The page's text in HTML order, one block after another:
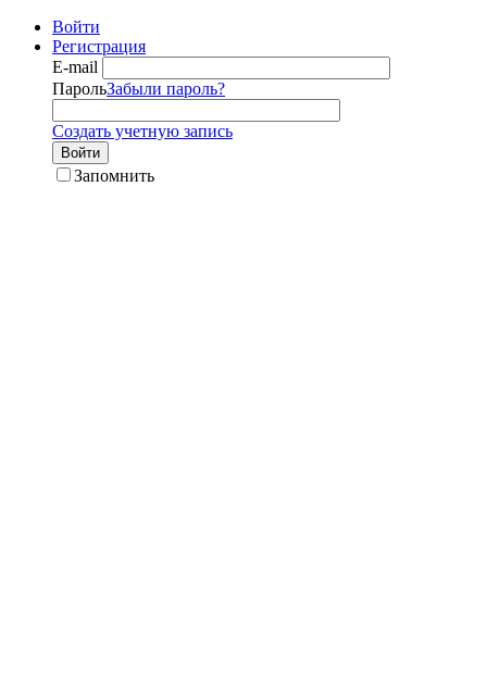
Войти
Регистрация
E-mail
ПарольЗабыли пароль?
Создать учетную запись
Войти
Запомнить